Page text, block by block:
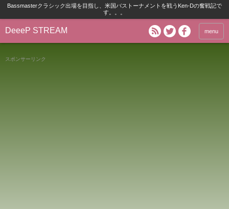
Bassmasterクラシック出場を目指し、米国バストーナメントを戦うKen-Dの奮戦記で
す。。。
DeeeP STREAM menu
スポンサーリンク